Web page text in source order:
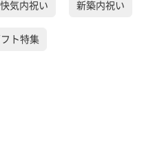
気内祝い 新築内祝い
ト特集